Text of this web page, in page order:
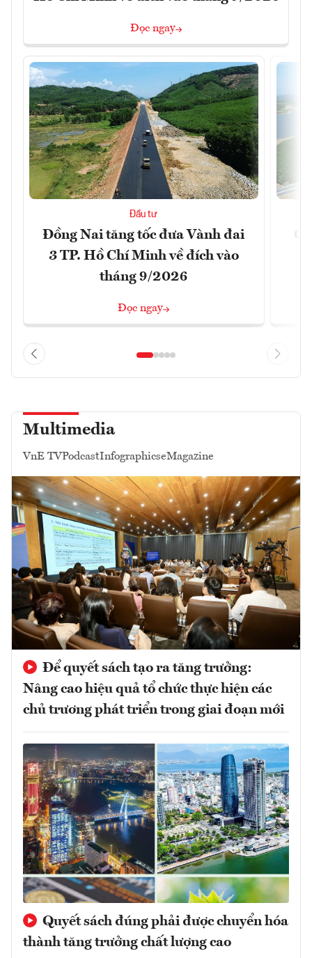
Đọc ngay
Đầu tư
Đồng Nai tăng tốc đưa Vành đai
3 TP. Hồ Chí Minh về đích vào
tháng 9/2026
Đọc ngay
Multimedia
VnE TVPodcastInfographicseMagazine
Để quyết sách tạo ra tăng trưởng:
Nâng cao hiệu quả tổ chức thực hiện các
chủ trương phát triển trong giai đoạn mới
Quyết sách đúng phải được chuyển hóa
thành tăng trưởng chất lượng cao